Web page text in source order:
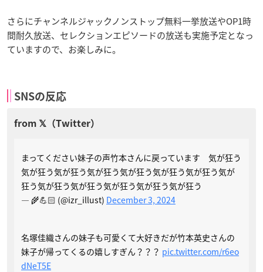
さらにチャンネルジャックノンストップ無料一挙放送やOP1時
間耐久放送、セレクションエピソードの放送も実施予定となっ
ていますので、お楽しみに。
SNSの反応
まってください妹子の声竹本さんに戻っています 気が狂う
気が狂う気が狂う気が狂う気が狂う気が狂う気が狂う気が
狂う気が狂う気が狂う気が狂う気が狂う気が狂う
— 🌾💪🏻 (@izr_illust) December 3, 2024
名塚佳織さんの妹子も可愛くて大好きだが竹本英史さんの
妹子が帰ってくるの嬉しすぎん？？？ pic.twitter.com/r6eo
dNeT5E